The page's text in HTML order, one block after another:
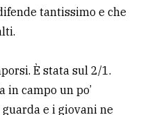
tantissimo e che
È stata sul 2/1.
in campo un po’
guarda e i giovani ne